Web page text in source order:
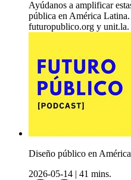
Ayúdanos a amplificar
pública en América
futuropublico.org y unit.la.
Diseño público en
2026-05-14
41 mins.